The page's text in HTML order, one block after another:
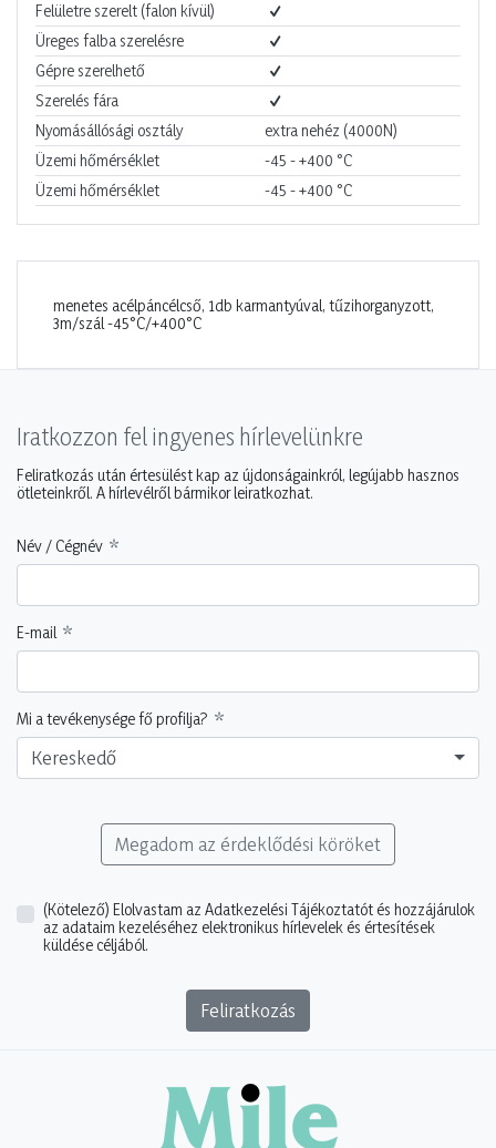
Felületre szerelt (falon kívül)
Üreges falba szerelésre
Gépre szerelhető
Szerelés fára
Nyomásállósági osztály
extra nehéz (4000N)
Üzemi hőmérséklet
-45 - +400 °C
Üzemi hőmérséklet
-45 - +400 °C
menetes acélpáncélcső, 1db karmantyúval, tűzihorganyzott,
3m/szál -45°C/+400°C
Iratkozzon fel ingyenes hírlevelünkre
Feliratkozás után értesülést kap az újdonságainkról, legújabb hasznos
ötleteinkről. A hírlevélről bármikor leiratkozhat.
Név / Cégnév
E-mail
Mi a tevékenysége fő profilja?
Kereskedő
Megadom az érdeklődési köröket
(Kötelező) Elolvastam az Adatkezelési Tájékoztatót és hozzájárulok
az adataim kezeléséhez elektronikus hírlevelek és értesítések
küldése céljából.
Feliratkozás